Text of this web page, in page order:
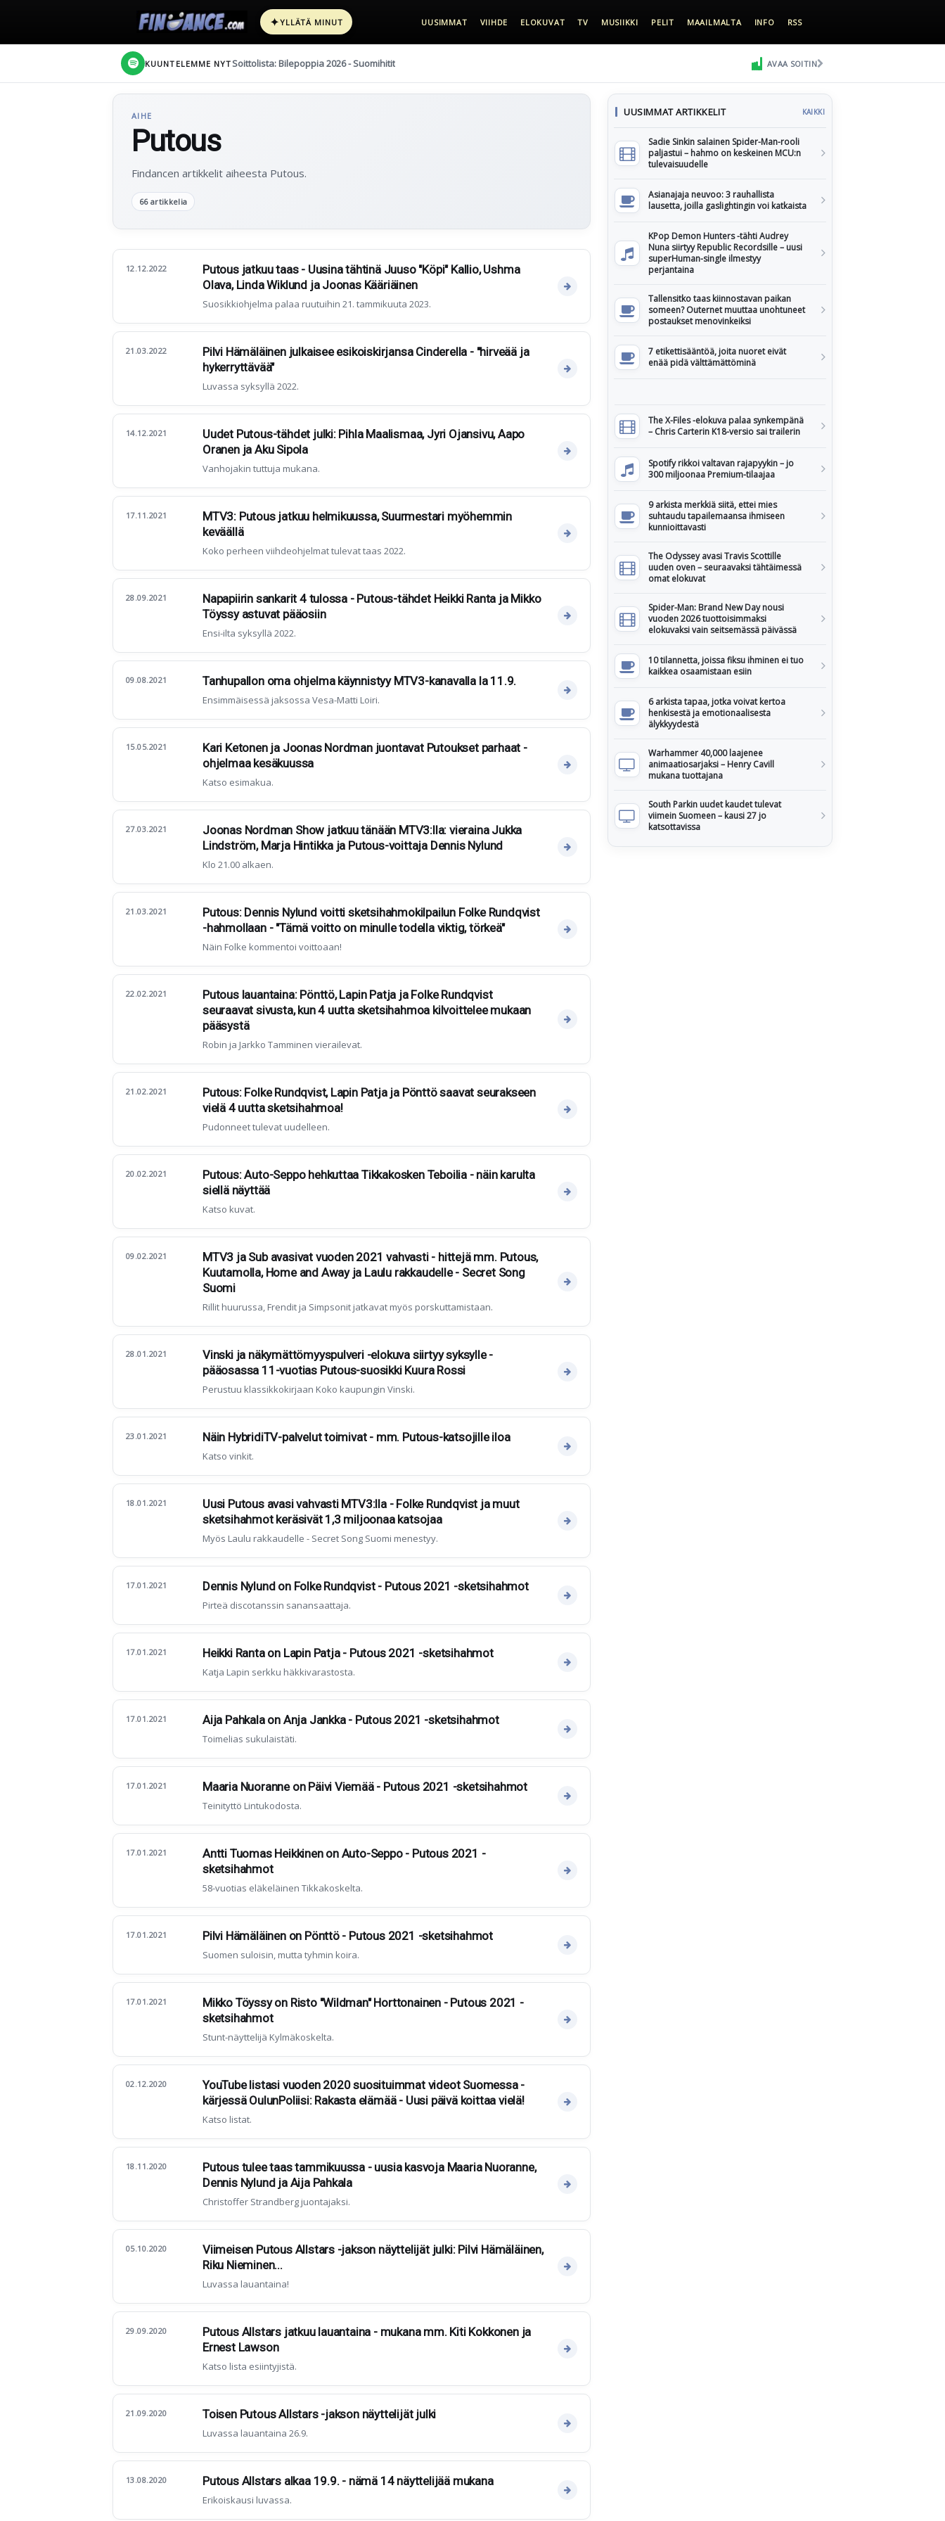
✦YLLÄTÄ MINUT UUSIMMAT VIIHDE ELOKUVAT TV MUSIIKKI PELIT MAAILMALTA INFO RSS
KUUNTELEMME NYT Soittolista: Bilepoppia 2026 - Suomihitit AVAA SOITIN
AIHE
Putous
Findancen artikkelit aiheesta Putous.
66 artikkelia
12.12.2022
Putous jatkuu taas - Uusina tähtinä Juuso "Köpi" Kallio, Ushma
Olava, Linda Wiklund ja Joonas Kääriäinen
Suosikkiohjelma palaa ruutuihin 21. tammikuuta 2023.
21.03.2022
Pilvi Hämäläinen julkaisee esikoiskirjansa Cinderella - "hirveää ja
hykerryttävää"
Luvassa syksyllä 2022.
14.12.2021
Uudet Putous-tähdet julki: Pihla Maalismaa, Jyri Ojansivu, Aapo
Oranen ja Aku Sipola
Vanhojakin tuttuja mukana.
17.11.2021
MTV3: Putous jatkuu helmikuussa, Suurmestari myöhemmin
keväällä
Koko perheen viihdeohjelmat tulevat taas 2022.
28.09.2021
Napapiirin sankarit 4 tulossa - Putous-tähdet Heikki Ranta ja Mikko
Töyssy astuvat pääosiin
Ensi-ilta syksyllä 2022.
09.08.2021 Tanhupallon oma ohjelma käynnistyy MTV3-kanavalla la 11.9.
Ensimmäisessä jaksossa Vesa-Matti Loiri.
15.05.2021
Kari Ketonen ja Joonas Nordman juontavat Putoukset parhaat -
ohjelmaa kesäkuussa
Katso esimakua.
27.03.2021
Joonas Nordman Show jatkuu tänään MTV3:lla: vieraina Jukka
Lindström, Marja Hintikka ja Putous-voittaja Dennis Nylund
Klo 21.00 alkaen.
21.03.2021
Putous: Dennis Nylund voitti sketsihahmokilpailun Folke Rundqvist
-hahmollaan - "Tämä voitto on minulle todella viktig, törkeä"
Näin Folke kommentoi voittoaan!
22.02.2021
Putous lauantaina: Pönttö, Lapin Patja ja Folke Rundqvist
seuraavat sivusta, kun 4 uutta sketsihahmoa kilvoittelee mukaan
pääsystä
Robin ja Jarkko Tamminen vierailevat.
21.02.2021
Putous: Folke Rundqvist, Lapin Patja ja Pönttö saavat seurakseen
vielä 4 uutta sketsihahmoa!
Pudonneet tulevat uudelleen.
20.02.2021
Putous: Auto-Seppo hehkuttaa Tikkakosken Teboilia - näin karulta
siellä näyttää
Katso kuvat.
09.02.2021
MTV3 ja Sub avasivat vuoden 2021 vahvasti - hittejä mm. Putous,
Kuutamolla, Home and Away ja Laulu rakkaudelle - Secret Song
Suomi
Rillit huurussa, Frendit ja Simpsonit jatkavat myös porskuttamistaan.
28.01.2021
Vinski ja näkymättömyyspulveri -elokuva siirtyy syksylle -
pääosassa 11-vuotias Putous-suosikki Kuura Rossi
Perustuu klassikkokirjaan Koko kaupungin Vinski.
23.01.2021 Näin HybridiTV-palvelut toimivat - mm. Putous-katsojille iloa
Katso vinkit.
18.01.2021
Uusi Putous avasi vahvasti MTV3:lla - Folke Rundqvist ja muut
sketsihahmot keräsivät 1,3 miljoonaa katsojaa
Myös Laulu rakkaudelle - Secret Song Suomi menestyy.
17.01.2021 Dennis Nylund on Folke Rundqvist - Putous 2021 -sketsihahmot
Pirteä discotanssin sanansaattaja.
17.01.2021 Heikki Ranta on Lapin Patja - Putous 2021 -sketsihahmot
Katja Lapin serkku häkkivarastosta.
17.01.2021 Aija Pahkala on Anja Jankka - Putous 2021 -sketsihahmot
Toimelias sukulaistäti.
17.01.2021 Maaria Nuoranne on Päivi Viemää - Putous 2021 -sketsihahmot
Teinityttö Lintukodosta.
17.01.2021
Antti Tuomas Heikkinen on Auto-Seppo - Putous 2021 -
sketsihahmot
58-vuotias eläkeläinen Tikkakoskelta.
17.01.2021 Pilvi Hämäläinen on Pönttö - Putous 2021 -sketsihahmot
Suomen suloisin, mutta tyhmin koira.
17.01.2021
Mikko Töyssy on Risto "Wildman" Horttonainen - Putous 2021 -
sketsihahmot
Stunt-näyttelijä Kylmäkoskelta.
02.12.2020
YouTube listasi vuoden 2020 suosituimmat videot Suomessa -
kärjessä OulunPoliisi: Rakasta elämää - Uusi päivä koittaa vielä!
Katso listat.
18.11.2020
Putous tulee taas tammikuussa - uusia kasvoja Maaria Nuoranne,
Dennis Nylund ja Aija Pahkala
Christoffer Strandberg juontajaksi.
05.10.2020
Viimeisen Putous Allstars -jakson näyttelijät julki: Pilvi Hämäläinen,
Riku Nieminen...
Luvassa lauantaina!
29.09.2020
Putous Allstars jatkuu lauantaina - mukana mm. Kiti Kokkonen ja
Ernest Lawson
Katso lista esiintyjistä.
21.09.2020 Toisen Putous Allstars -jakson näyttelijät julki
Luvassa lauantaina 26.9.
13.08.2020 Putous Allstars alkaa 19.9. - nämä 14 näyttelijää mukana
Erikoiskausi luvassa.
UUSIMMAT ARTIKKELIT KAIKKI
Sadie Sinkin salainen Spider-Man-rooli
paljastui – hahmo on keskeinen MCU:n
tulevaisuudelle
Asianajaja neuvoo: 3 rauhallista
lausetta, joilla gaslightingin voi katkaista
KPop Demon Hunters -tähti Audrey
Nuna siirtyy Republic Recordsille – uusi
superHuman-single ilmestyy
perjantaina
Tallensitko taas kiinnostavan paikan
someen? Outernet muuttaa unohtuneet
postaukset menovinkeiksi
7 etikettisääntöä, joita nuoret eivät
enää pidä välttämättöminä
The X-Files -elokuva palaa synkempänä
– Chris Carterin K18-versio sai trailerin
Spotify rikkoi valtavan rajapyykin – jo
300 miljoonaa Premium-tilaajaa
9 arkista merkkiä siitä, ettei mies
suhtaudu tapailemaansa ihmiseen
kunnioittavasti
The Odyssey avasi Travis Scottille
uuden oven – seuraavaksi tähtäimessä
omat elokuvat
Spider-Man: Brand New Day nousi
vuoden 2026 tuottoisimmaksi
elokuvaksi vain seitsemässä päivässä
10 tilannetta, joissa fiksu ihminen ei tuo
kaikkea osaamistaan esiin
6 arkista tapaa, jotka voivat kertoa
henkisestä ja emotionaalisesta
älykkyydestä
Warhammer 40,000 laajenee
animaatiosarjaksi – Henry Cavill
mukana tuottajana
South Parkin uudet kaudet tulevat
viimein Suomeen – kausi 27 jo
katsottavissa